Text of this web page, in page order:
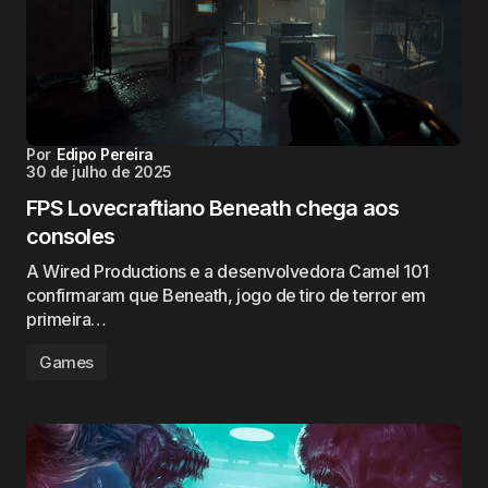
Por Edipo Pereira
30 de julho de 2025
FPS Lovecraftiano Beneath chega aos
consoles
A Wired Productions e a desenvolvedora Camel 101
confirmaram que Beneath, jogo de tiro de terror em
primeira…
Games